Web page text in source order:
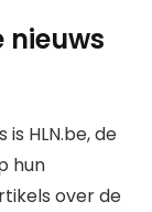
HLN.be, de
hun
over de